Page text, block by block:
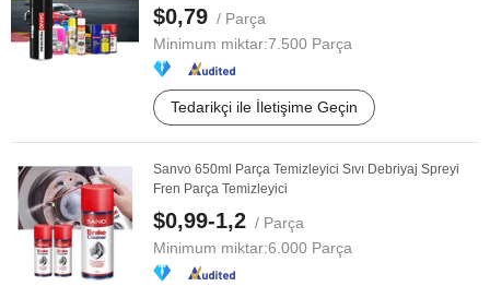
$0,79 / Parça
Minimum miktar:7.500 Parça
Tedarikçi ile İletişime Geçin
Sanvo 650ml Parça Temizleyici Sıvı Debriyaj Spreyi
Fren Parça Temizleyici
$0,99-1,2 / Parça
Minimum miktar:6.000 Parça